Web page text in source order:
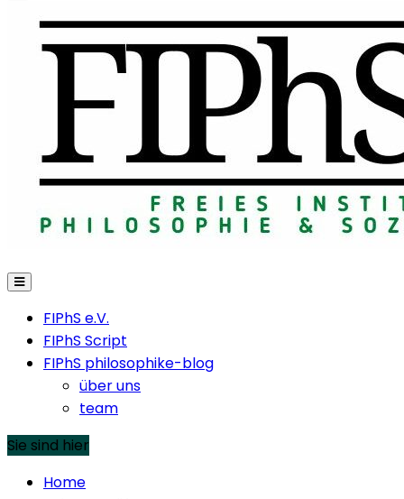
FIPhS e.V.
FIPhS Script
FIPhS philosophike-blog
über uns
team
Sie sind hier
Home